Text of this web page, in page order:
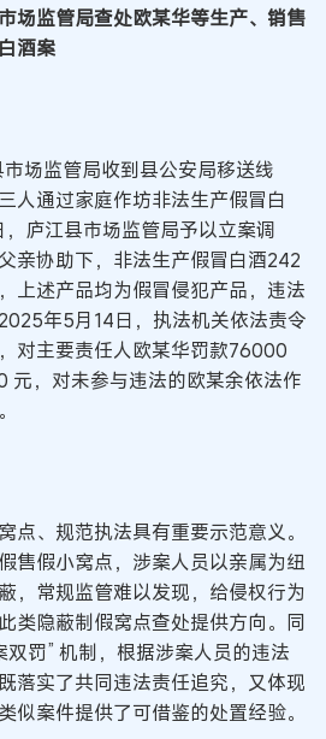
场监管局查处欧某华等生产、销售
酒案
场监管局收到县公安局移送线
人通过家庭作坊非法生产假冒白
庐江县市场监管局予以立案调
亲协助下，非法生产假冒白酒242
上述产品均为假冒侵犯产品，违法
年5月14日，执法机关依法责令
对主要责任人欧某华罚款76000
元，对未参与违法的欧某余依法作
点、规范执法具有重要示范意义。
售假小窝点，涉案人员以亲属为纽
，常规监管难以发现，给侵权行为
类隐蔽制假窝点查处提供方向。同
双罚” 机制，根据涉案人员的违法
落实了共同违法责任追究，又体现
似案件提供了可借鉴的处置经验。